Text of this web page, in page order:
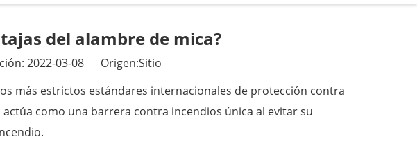
del alambre de mica?
2022-03-08 Origen:Sitio
más estrictos estándares internacionales de protección contra
como una barrera contra incendios única al evitar su